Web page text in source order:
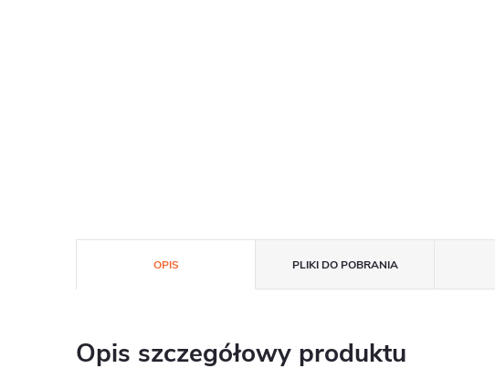
OPIS PLIKI DO POBRANIA
Opis szczegółowy produktu